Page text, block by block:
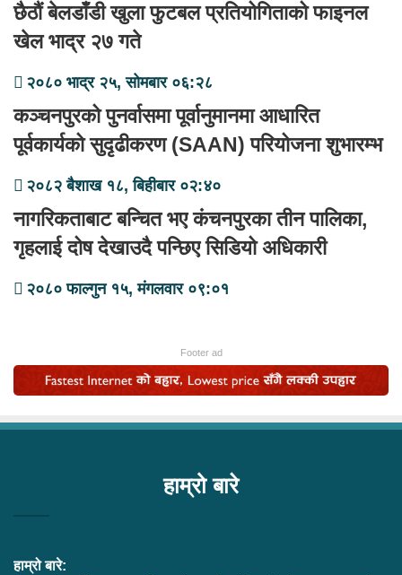
छैठौं बेलडाँडी खुला फुटबल प्रतियोगिताको फाइनल
खेल भाद्र २७ गते
२०८० भाद्र २५, सोमबार ०६:२८
कञ्चनपुरको पुनर्वासमा पूर्वानुमानमा आधारित
पूर्वकार्यको सुदृढीकरण (SAAN) परियोजना शुभारम्भ
२०८२ बैशाख १८, बिहीबार ०२:४०
नागरिकताबाट बन्चित भए कंचनपुरका तीन पालिका,
गृहलाई दोष देखाउदै पन्छिए सिडियो अधिकारी
२०८० फाल्गुन १५, मंगलवार ०९:०१
Footer ad
हाम्रो बारे
हाम्रो बारे: